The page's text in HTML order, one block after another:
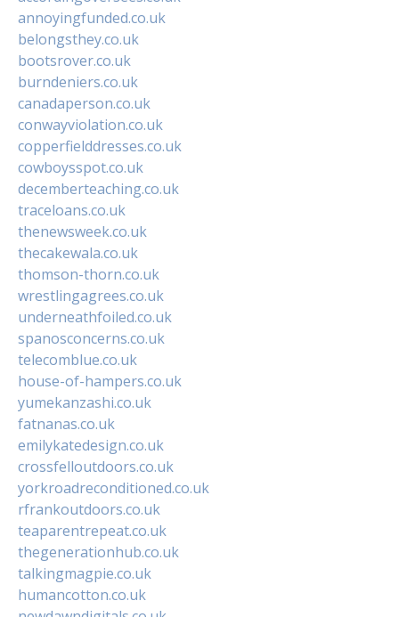
annoyingfunded.co.uk
belongsthey.co.uk
bootsrover.co.uk
burndeniers.co.uk
canadaperson.co.uk
conwayviolation.co.uk
copperfielddresses.co.uk
cowboysspot.co.uk
decemberteaching.co.uk
traceloans.co.uk
thenewsweek.co.uk
thecakewala.co.uk
thomson-thorn.co.uk
wrestlingagrees.co.uk
underneathfoiled.co.uk
spanosconcerns.co.uk
telecomblue.co.uk
house-of-hampers.co.uk
yumekanzashi.co.uk
fatnanas.co.uk
emilykatedesign.co.uk
crossfelloutdoors.co.uk
yorkroadreconditioned.co.uk
rfrankoutdoors.co.uk
teaparentrepeat.co.uk
thegenerationhub.co.uk
talkingmagpie.co.uk
humancotton.co.uk